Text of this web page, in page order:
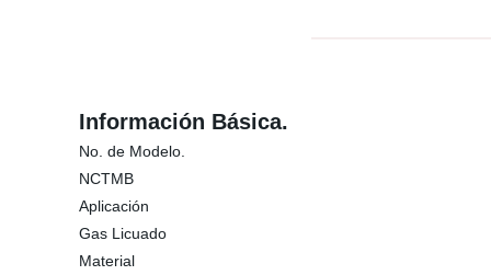
Información Básica.
No. de Modelo.
NCTMB
Aplicación
Gas Licuado
Material